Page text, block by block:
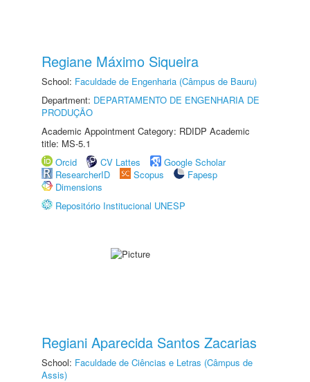
Regiane Máximo Siqueira
School: Faculdade de Engenharia (Câmpus de Bauru)
Department: DEPARTAMENTO DE ENGENHARIA DE
PRODUÇÃO
Academic Appointment Category: RDIDP Academic
title: MS-5.1
Orcid
CV Lattes
Google Scholar
ResearcherID
Scopus
Fapesp
Dimensions
Repositório Institucional UNESP
Regiani Aparecida Santos Zacarias
School: Faculdade de Ciências e Letras (Câmpus de
Assis)